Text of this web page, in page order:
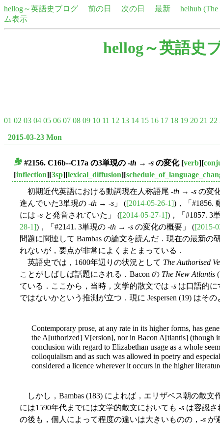
hellog～英語史ブログ 前の日 次の日 最新
helhub
ム表示
hellog～英語史
01 02 03 04 05 06 07 08 09 10 11 12 13 14 15 16 17 18 19 20 21 22
2015-03-23 Mon
#2156. C16b--C17a の3単現の -th → -s の変化[verb][
[inflection][3sp][lexical_diffusion][
初期近代英語における動詞現在人称語尾 -th → -s の変
進んでいた3単現の -th → -s 」 ([2014-05-26-1])，「#1856.
には -s と発音されていた」 ([2014-05-27-1])，「#1857. 3
28-1])，「#2141. 3単現の -th → -s の変化の概要」 ([2015-
問題に関連して Bambas の論文を読んだ．現在の最新
れないが，要点が非常によくまとまっている．
英語史では，1600年辺りの状況として The Authorised
ことがしばしば話題にされる．Bacon の The New Atlantis
ている．ここから，当時，文学的散文では -s は口語的
ではないかという推測が立つ．現に Jespersen (19) はそ
Contemporary prose, at any rate in its higher forms, has
the A[uthorized] V[ersion], nor in Bacon A[tlantis] (though
conclusion with regard to Elizabethan usage as a whole
colloquialism and as such was allowed in poetry and
considered a licence wherever it occurs in the higher
しかし，Bambas (183) によれば，エリザベス朝の散
には1590年代までには文学的散文においても -s は容認さ
の後も，個人によって程度の違いは大きいものの，-s が